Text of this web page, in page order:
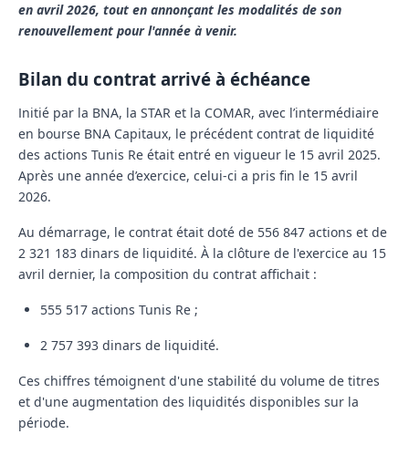
en avril 2026, tout en annonçant les modalités de son
renouvellement pour l'année à venir.
Bilan du contrat arrivé à échéance
Initié par la BNA, la STAR et la COMAR, avec l’intermédiaire
en bourse BNA Capitaux, le précédent contrat de liquidité
des actions Tunis Re était entré en vigueur le 15 avril 2025.
Après une année d’exercice, celui-ci a pris fin le 15 avril
2026.
Au démarrage, le contrat était doté de 556 847 actions et de
2 321 183 dinars de liquidité. À la clôture de l'exercice au 15
avril dernier, la composition du contrat affichait :
555 517 actions Tunis Re ;
2 757 393 dinars de liquidité.
Ces chiffres témoignent d'une stabilité du volume de titres
et d'une augmentation des liquidités disponibles sur la
période.